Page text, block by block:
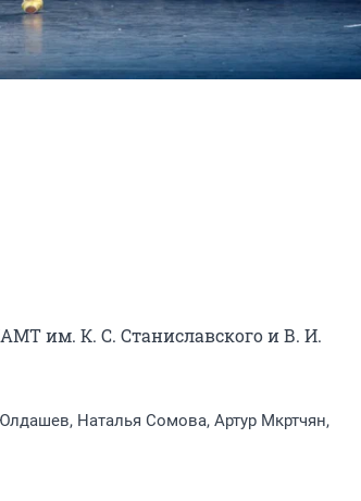
им. К. С. Станиславского и В. И.
Наталья Сомова, Артур Мкртчян,